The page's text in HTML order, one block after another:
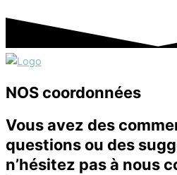
NOS coordonnées
Vous avez des
questions ou des
n’hésitez pas à nous